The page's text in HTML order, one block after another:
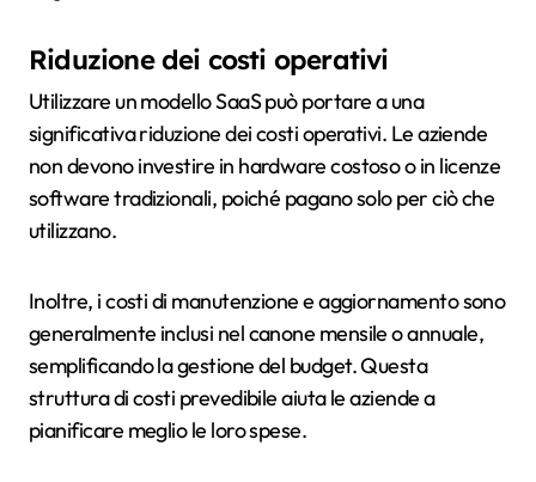
Riduzione dei costi operativi
Utilizzare un modello SaaS può portare a una
significativa riduzione dei costi operativi. Le aziende
non devono investire in hardware costoso o in licenze
software tradizionali, poiché pagano solo per ciò che
utilizzano.
Inoltre, i costi di manutenzione e aggiornamento sono
generalmente inclusi nel canone mensile o annuale,
semplificando la gestione del budget. Questa
struttura di costi prevedibile aiuta le aziende a
pianificare meglio le loro spese.